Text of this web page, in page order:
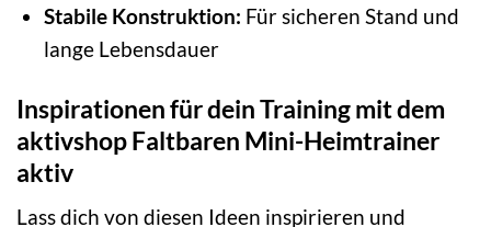
Stabile Konstruktion: Für sicheren Stand und
lange Lebensdauer
Inspirationen für dein Training mit dem
aktivshop Faltbaren Mini-Heimtrainer
aktiv
Lass dich von diesen Ideen inspirieren und